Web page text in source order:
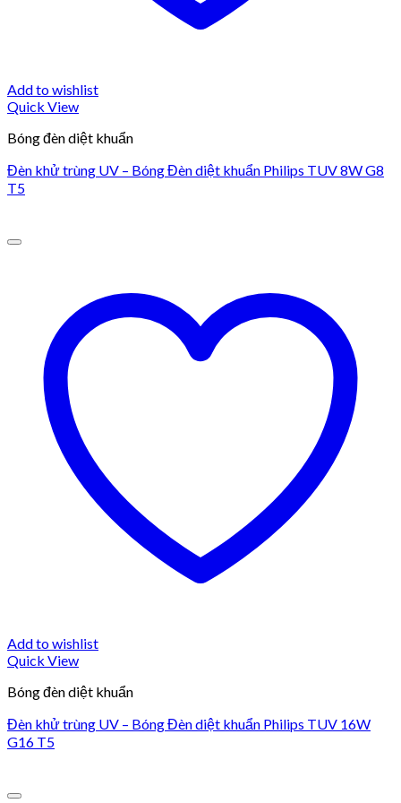
Add to wishlist
Quick View
Bóng đèn diệt khuẩn
Đèn khử trùng UV – Bóng Đèn diệt khuẩn Philips TUV 8W G8
T5
Add to wishlist
Quick View
Bóng đèn diệt khuẩn
Đèn khử trùng UV – Bóng Đèn diệt khuẩn Philips TUV 16W
G16 T5